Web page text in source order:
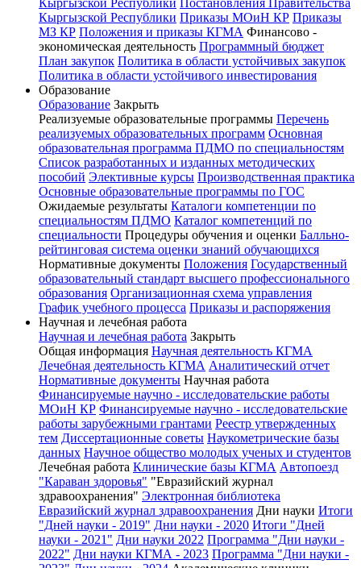
Кыргызской Республики Постановления Правительства
Кыргызской Республики Приказы МОиН КР Приказы
МЗ КР Положения и приказы КГМА Финансово -
экономическая деятельность Программный бюджет
План закупок Политика в области устойчивых закупок
Политика в области устойчивого инвестирования
Образование
Образование Закрыть
Реализуемые образовательные программы Перечень
реализуемых образовательных программ Основная
образовательная программа ПДМО по специальностям
Список разработанных и изданных методических
пособий Элективные курсы Производственная практика
Основные образовательные программы по ГОС
Ожидаемые результаты Каталоги компетенции по
специальностям ПДМО Каталог компетенций по
специальности Процедуры обучения и оценки Балльно-
рейтинговая система оценки знаний обучающихся
Нормативные документы Положения Государственный
образовательный стандарт высшего профессионального
образования Организационная схема управления
График учебного процесса Приказы и распоряжения
Научная и лечебная работа
Научная и лечебная работа Закрыть
Общая информация Научная деятельность КГМА
Лечебная деятельность КГМА Аналитический отчет
Нормативные документы Научная работа
Финансируемые научно - исследовательские работы
МОиН КР Финансируемые научно - исследовательские
работы зарубежными грантами Реестр утвержденных
тем Диссертационные советы Наукометрические базы
данных Научное общество молодых ученых и студентов
Лечебная работа Клинические базы КГМА Автопоезд
"Караван здоровья" "Евразийский журнал
здравоохранения" Электронная библиотека
Евразийский журнал здравоохранения Дни науки Итоги
"Дней науки - 2019" Дни науки - 2020 Итоги "Дней
науки - 2021" Дни науки 2022 Программа "Дни науки -
2022" Дни науки КГМА - 2023 Программа "Дни науки -